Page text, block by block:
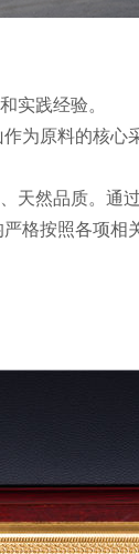
丰富的理论
为原料的核
然品质。通
格按照各项